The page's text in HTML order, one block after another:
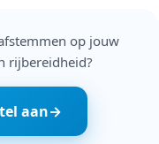
op jouw
rijbereidheid?
aan→